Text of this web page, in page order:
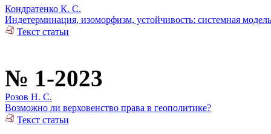
Кондратенко К. С.
Индетерминация, изоморфизм, устойчивость: системная
Текст статьи
№ 1-2023
Розов Н. С.
Возможно ли верховенство права в геополитике?
Текст статьи